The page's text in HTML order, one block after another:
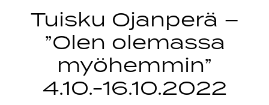
Tuisku Ojanperä –
”Olen olemassa
myöhemmin”
4.10.-16.10.2022